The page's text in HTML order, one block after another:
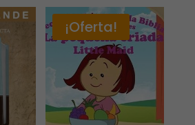
$145,000.
¡Oferta!